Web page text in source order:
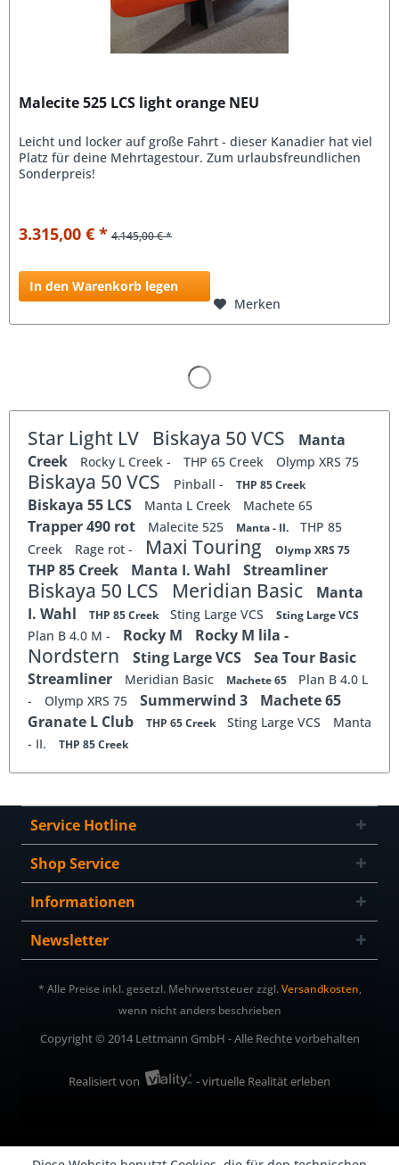
Malecite 525 LCS light orange NEU
Leicht und locker auf große Fahrt - dieser Kanadier hat viel
Platz für deine Mehrtagestour. Zum urlaubsfreundlichen
Sonderpreis!
3.315,00 € * 4.145,00 € *
In den Warenkorb legen
Merken
Star Light LV Biskaya 50 VCS
Manta
Creek
Rocky L Creek - THP 65 Creek Olymp XRS 75
Biskaya 50 VCS Pinball - THP 85 Creek
Biskaya 55 LCS Manta L Creek Machete 65
Trapper 490 rot Malecite 525 Manta - II.
THP 85
Creek
Rage rot - Maxi Touring Olymp XRS 75
THP 85 Creek Manta I. Wahl Streamliner
Biskaya 50 LCS Meridian Basic
Manta
I. Wahl
THP 85 Creek Sting Large VCS Sting Large VCS
Plan B 4.0 M - Rocky M Rocky M lila -
Nordstern Sting Large VCS
Sea Tour Basic
Streamliner
Meridian Basic Machete 65
Plan B 4.0 L
-
Olymp XRS 75 Summerwind 3
Machete 65
Granate L Club
THP 65 Creek Sting Large VCS
Manta
- II.
THP 85 Creek
Service Hotline
Shop Service
Informationen
Newsletter
* Alle Preise inkl. gesetzl. Mehrwertsteuer zzgl.Versandkosten,
wenn nicht anders beschrieben
Copyright © 2014 Lettmann GmbH - Alle Rechte vorbehalten
Realisiert von - virtuelle Realität erleben